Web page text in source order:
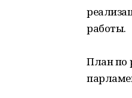
работы.
План по